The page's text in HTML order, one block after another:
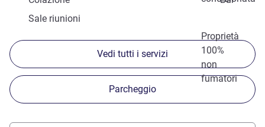
Sale riunioni
Proprietà
100%
non
fumatori
Vedi tutti i servizi
Parcheggio